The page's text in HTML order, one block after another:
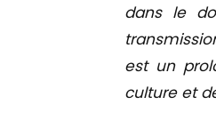
dans le
est un
culture et